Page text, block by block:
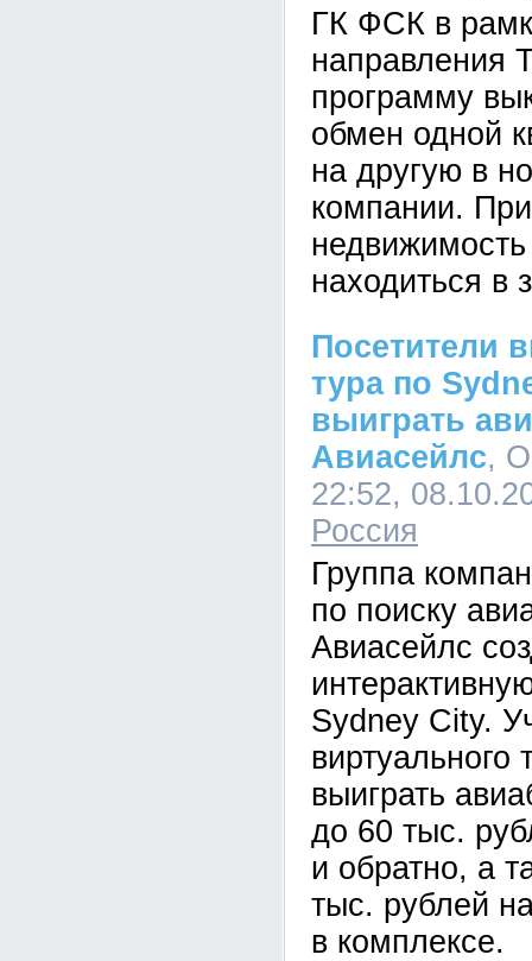
ГК ФСК в
направления
программу
обмен одной
на другую в
компании.
находиться в
Посетители
тура по
выиграть
Авиасейлс,
22:52,
Россия
Группа
по поиску
Авиасейлс
Sydney City.
виртуального
выиграть
до 60 тыс.
и обратно, а
тыс. рублей
в комплексе.